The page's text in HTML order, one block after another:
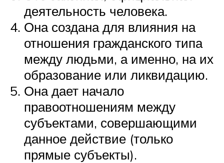
деятельность человека.
Она создана для влияния на
отношения гражданского типа
между людьми, а именно, на их
образование или ликвидацию.
Она дает начало
правоотношениям между
субъектами, совершающими
данное действие (только
прямые субъекты).